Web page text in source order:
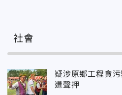
社會
疑涉原鄉工程貪
遭聲押